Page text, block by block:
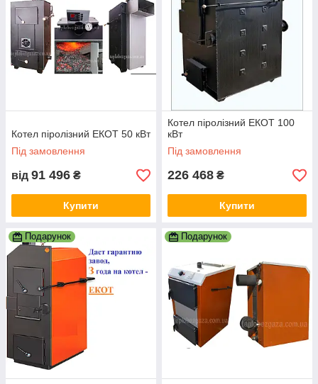
Котел піролізний ЕКОТ 50 кВт
Під замовлення
від 91 496 ₴
Купити
Котел піролізний ЕКОТ 100
кВт
Під замовлення
226 468 ₴
Купити
Подарунок Подарунок